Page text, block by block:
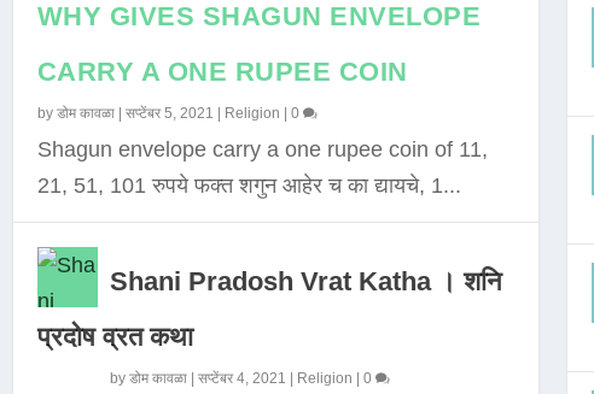
WHY GIVES SHAGUN ENVELOPE
CARRY A ONE RUPEE COIN
by डोम कावळा| सप्टेंबर 5, 2021 Religion 0
Shagun envelope carry a one rupee coin of 11,
21, 51, 101 रुपये फक्त शगुन आहेर च का द्यायचे, 1...
Shani Pradosh Vrat Katha । शनि
प्रदोष व्रत कथा
by डोम कावळा| सप्टेंबर 4, 2021 Religion 0